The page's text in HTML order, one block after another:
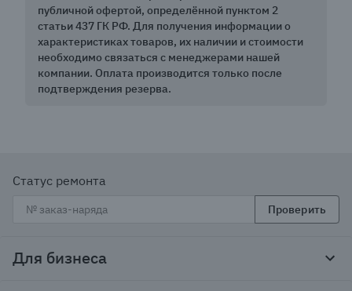
публичной офертой, определённой пунктом 2
статьи 437 ГК РФ. Для получения информации о
характеристиках товаров, их наличии и стоимости
необходимо связаться с менеджерами нашей
компании. Оплата производится только после
подтверждения резерва.
Статус ремонта
Проверить
Для бизнеса